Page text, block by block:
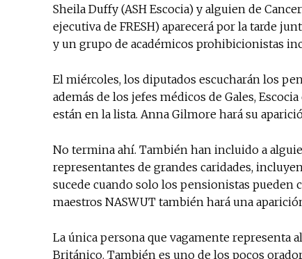
Sheila Duffy (ASH Escocia) y alguien de
ejecutiva de FRESH) aparecerá por la tarde
y un grupo de académicos prohibicionistas
El miércoles, los diputados escucharán los
además de los jefes médicos de Gales,
están en la lista. Anna Gilmore hará su
No termina ahí. También han incluido a
representantes de grandes caridades,
sucede cuando solo los pensionistas pueden
maestros NASWUT también hará una
La única persona que vagamente representa
Británico. También es uno de los pocos